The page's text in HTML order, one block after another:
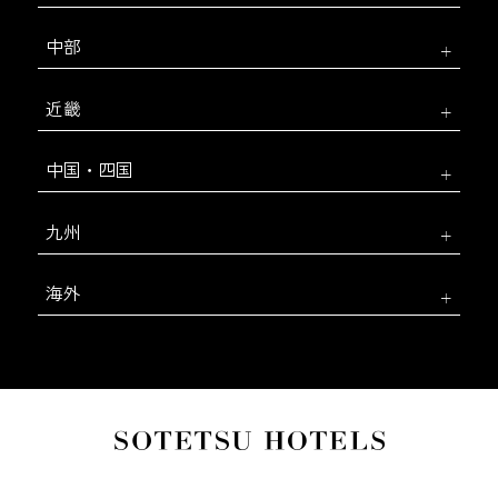
中部
近畿
中国・四国
九州
海外